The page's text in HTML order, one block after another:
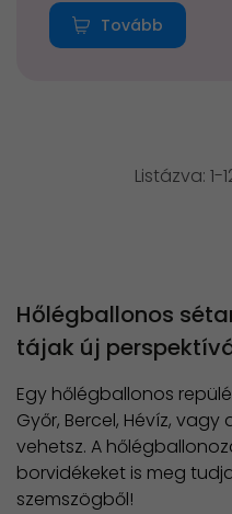
Tovább
Listázva: 1-
Hőlégballonos
tájak új
Egy hőlégballonos
Győr, Bercel, Hévíz, vagy
vehetsz. A
borvidékeket is meg
szemszögből!